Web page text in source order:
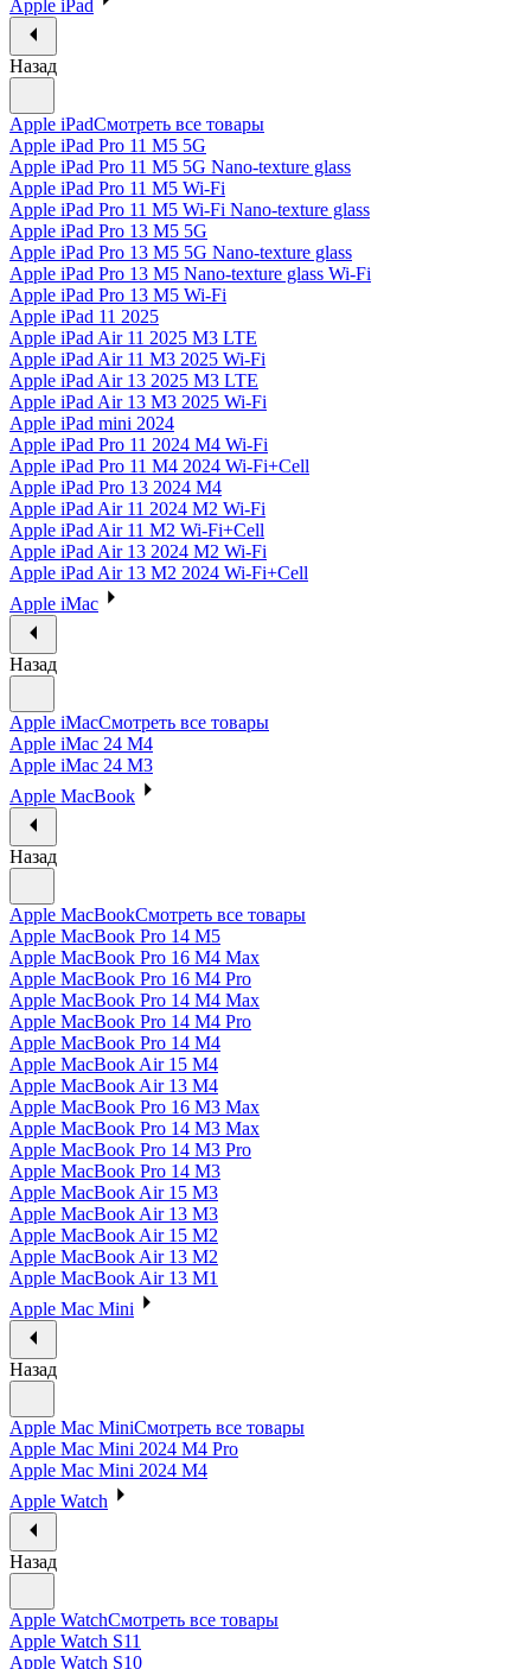
Apple iPad
Назад
Apple iPadСмотреть все товары
Apple iPad Pro 11 M5 5G
Apple iPad Pro 11 M5 5G Nano-texture glass
Apple iPad Pro 11 M5 Wi-Fi
Apple iPad Pro 11 M5 Wi-Fi Nano-texture glass
Apple iPad Pro 13 M5 5G
Apple iPad Pro 13 M5 5G Nano-texture glass
Apple iPad Pro 13 M5 Nano-texture glass Wi-Fi
Apple iPad Pro 13 M5 Wi-Fi
Apple iPad 11 2025
Apple iPad Air 11 2025 M3 LTE
Apple iPad Air 11 M3 2025 Wi-Fi
Apple iPad Air 13 2025 M3 LTE
Apple iPad Air 13 M3 2025 Wi-Fi
Apple iPad mini 2024
Apple iPad Pro 11 2024 M4 Wi-Fi
Apple iPad Pro 11 M4 2024 Wi-Fi+Cell
Apple iPad Pro 13 2024 M4
Apple iPad Air 11 2024 M2 Wi-Fi
Apple iPad Air 11 M2 Wi-Fi+Cell
Apple iPad Air 13 2024 M2 Wi-Fi
Apple iPad Air 13 M2 2024 Wi-Fi+Cell
Apple iMac
Назад
Apple iMacСмотреть все товары
Apple iMac 24 M4
Apple iMac 24 M3
Apple MacBook
Назад
Apple MacBookСмотреть все товары
Apple MacBook Pro 14 M5
Apple MacBook Pro 16 M4 Max
Apple MacBook Pro 16 M4 Pro
Apple MacBook Pro 14 M4 Max
Apple MacBook Pro 14 M4 Pro
Apple MacBook Pro 14 M4
Apple MacBook Air 15 M4
Apple MacBook Air 13 M4
Apple MacBook Pro 16 M3 Max
Apple MacBook Pro 14 M3 Max
Apple MacBook Pro 14 M3 Pro
Apple MacBook Pro 14 M3
Apple MacBook Air 15 M3
Apple MacBook Air 13 M3
Apple MacBook Air 15 M2
Apple MacBook Air 13 M2
Apple MacBook Air 13 M1
Apple Mac Mini
Назад
Apple Mac MiniСмотреть все товары
Apple Mac Mini 2024 M4 Pro
Apple Mac Mini 2024 M4
Apple Watch
Назад
Apple WatchСмотреть все товары
Apple Watch S11
Apple Watch S10